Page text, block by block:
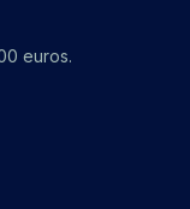
euros.